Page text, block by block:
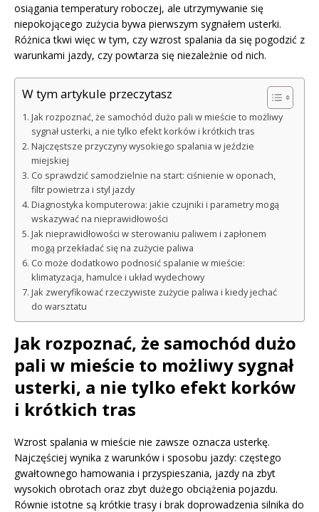
osiągania temperatury roboczej, ale utrzymywanie się
niepokojącego zużycia bywa pierwszym sygnałem usterki.
Różnica tkwi więc w tym, czy wzrost spalania da się pogodzić z
warunkami jazdy, czy powtarza się niezależnie od nich.
W tym artykule przeczytasz
Jak rozpoznać, że samochód dużo pali w mieście to możliwy
sygnał usterki, a nie tylko efekt korków i krótkich tras
Najczęstsze przyczyny wysokiego spalania w jeździe
miejskiej
Co sprawdzić samodzielnie na start: ciśnienie w oponach,
filtr powietrza i styl jazdy
Diagnostyka komputerowa: jakie czujniki i parametry mogą
wskazywać na nieprawidłowości
Jak nieprawidłowości w sterowaniu paliwem i zapłonem
mogą przekładać się na zużycie paliwa
Co może dodatkowo podnosić spalanie w mieście:
klimatyzacja, hamulce i układ wydechowy
Jak zweryfikować rzeczywiste zużycie paliwa i kiedy jechać
do warsztatu
Jak rozpoznać, że samochód dużo
pali w mieście to możliwy sygnał
usterki, a nie tylko efekt korków
i krótkich tras
Wzrost spalania w mieście nie zawsze oznacza usterkę.
Najczęściej wynika z warunków i sposobu jazdy: częstego
gwałtownego hamowania i przyspieszania, jazdy na zbyt
wysokich obrotach oraz zbyt dużego obciążenia pojazdu.
Równie istotne są krótkie trasy i brak doprowadzenia silnika do